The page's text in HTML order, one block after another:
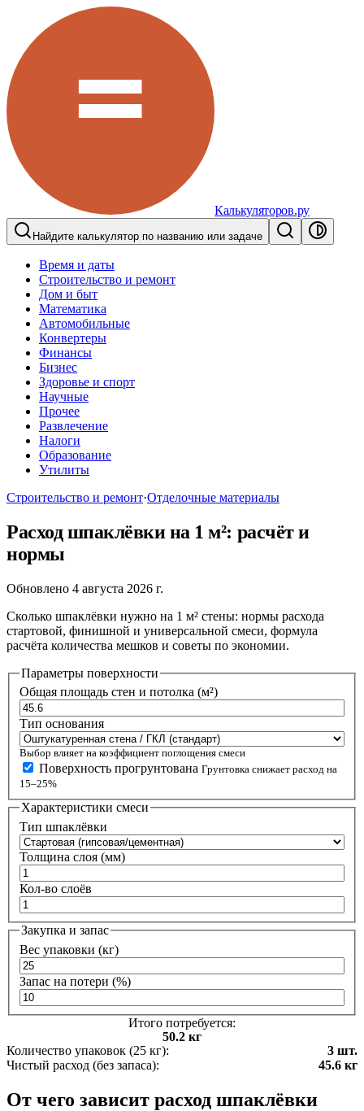
Калькуляторов.ру
Найдите калькулятор по названию или задаче
Время и даты
Строительство и ремонт
Дом и быт
Математика
Автомобильные
Конвертеры
Финансы
Бизнес
Здоровье и спорт
Научные
Прочее
Развлечение
Налоги
Образование
Утилиты
Строительство и ремонт·Отделочные материалы
Расход шпаклёвки на 1 м²: расчёт и
нормы
Обновлено 4 августа 2026 г.
Сколько шпаклёвки нужно на 1 м² стены: нормы расхода
стартовой, финишной и универсальной смеси, формула
расчёта количества мешков и советы по экономии.
Параметры поверхности
Общая площадь стен и потолка (м²)
Тип основания
Выбор влияет на коэффициент поглощения смеси
Поверхность прогрунтована Грунтовка снижает расход на
15–25%
Характеристики смеси
Тип шпаклёвки
Толщина слоя (мм)
Кол-во слоёв
Закупка и запас
Вес упаковки (кг)
Запас на потери (%)
Итого потребуется:
50.2 кг
Количество упаковок (25 кг):
3 шт.
Чистый расход (без запаса):
45.6 кг
От чего зависит расход шпаклёвки